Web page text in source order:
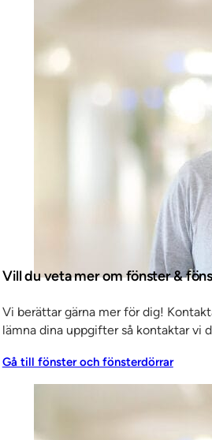
Vill du veta mer om fönster &
Vi berättar gärna mer för dig!
lämna dina uppgifter så kontaktar vi
Gå till fönster och fönsterdörrar
rum, spa
nya landmärke,
aluminiumklädda
samtliga
verkligen har
omärkt förbi.
vid SSC